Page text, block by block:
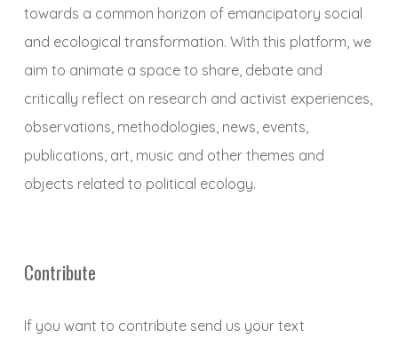
towards a common horizon of emancipatory social
and ecological transformation. With this platform, we
aim to animate a space to share, debate and
critically reflect on research and activist experiences,
observations, methodologies, news, events,
publications, art, music and other themes and
objects related to political ecology.
Contribute
If you want to contribute send us your text